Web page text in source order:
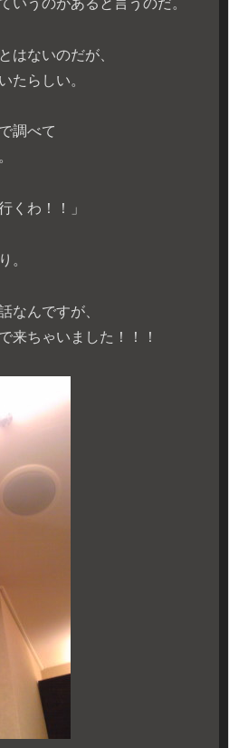
はないのだが、
たらしい。
調べて
くわ！！」
。
なんですが、
来ちゃいました！！！